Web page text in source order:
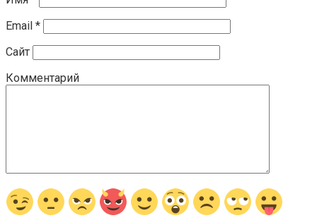
Email *
Сайт
Комментарий